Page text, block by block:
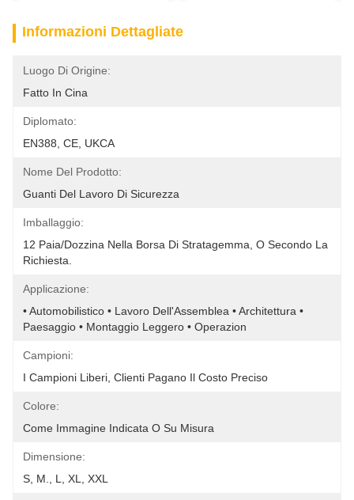
Informazioni Dettagliate
Luogo Di Origine:
Fatto In Cina
Diplomato:
EN388, CE, UKCA
Nome Del Prodotto:
Guanti Del Lavoro Di Sicurezza
Imballaggio:
12 Paia/dozzina Nella Borsa Di Stratagemma, O Secondo La
Richiesta.
Applicazione:
• Automobilistico • Lavoro Dell'Assemblea • Architettura •
Paesaggio • Montaggio Leggero • Operazion
Campioni:
I Campioni Liberi, Clienti Pagano Il Costo Preciso
Colore:
Come Immagine Indicata O Su Misura
Dimensione:
S, M., L, XL, XXL